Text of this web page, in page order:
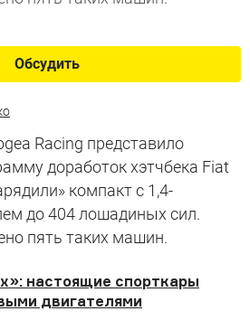
Обсудить
Racing представило
доработок хэтчбека Fiat
компакт с 1,4-
до 404 лошадиных сил.
пять таких машин.
настоящие спорткары
двигателями